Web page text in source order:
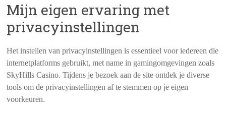
Mijn eigen ervaring met
privacyinstellingen
Het instellen van privacyinstellingen is essentieel voor iedereen die
internetplatforms gebruikt, met name in gamingomgevingen zoals
SkyHills Casino. Tijdens je bezoek aan de site ontdek je diverse
tools om de privacyinstellingen af te stemmen op je eigen
voorkeuren.